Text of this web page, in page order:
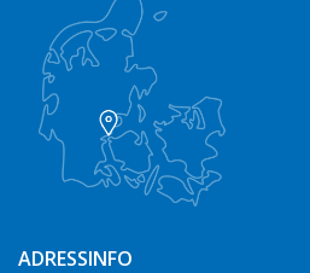
ADRESSINFO